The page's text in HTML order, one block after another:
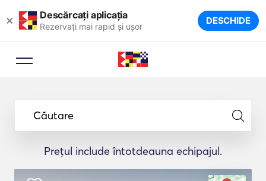
× Descărcați aplicația
Rezervați mai rapid și ușor DESCHIDE
Căutare
Prețul include întotdeauna echipajul.